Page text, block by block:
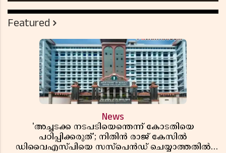
Featured
News
'അച്ചടക്ക നടപടിയെന്തെന്ന് കോടതിയെ
പഠിപ്പിക്കരുത്'; നിതിൻ രാജ് കേസിൽ
ഡിവൈഎസ്പിയെ സസ്പെൻഡ് ചെയ്യാത്തതിൽ